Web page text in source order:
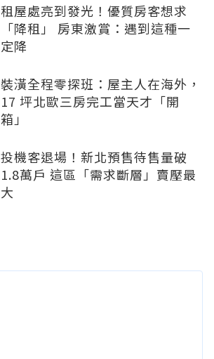
租屋處亮到發光！優質房客想求
「降租」 房東激賞：遇到這種一
定降
裝潢全程零探班：屋主人在海外，
17 坪北歐三房完工當天才「開
箱」
投機客退場！新北預售待售量破
1.8萬戶 這區「需求斷層」賣壓最
大